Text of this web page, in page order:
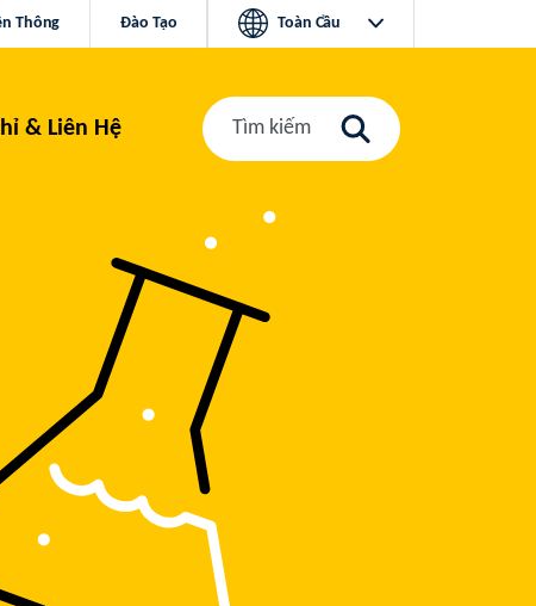
& Liên Hệ
Thông Đào Tạo Toàn Cầu
Tìm kiếm